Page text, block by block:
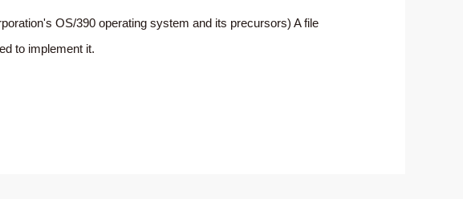
OS/390 operating system and its precursors) A file
to implement it.